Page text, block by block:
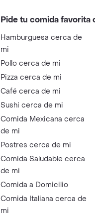
Pide tu comida favorita
Hamburguesa cerca de
mi
Pollo cerca de mi
Pizza cerca de mi
Café cerca de mi
Sushi cerca de mi
Comida Mexicana cerca
de mi
Postres cerca de mi
Comida Saludable cerca
de mi
Comida a Domicilio
Comida Italiana cerca de
mi